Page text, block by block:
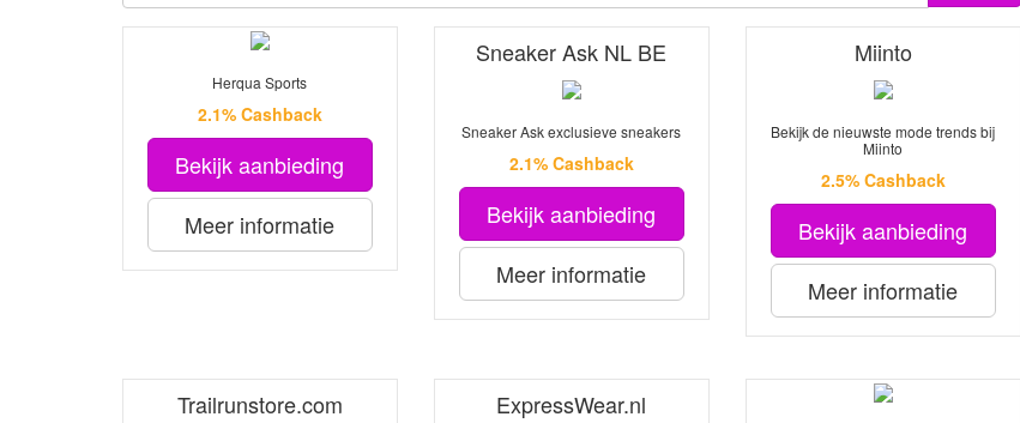
Herqua Sports
2.1% Cashback
Bekijk aanbieding
Meer informatie
Sneaker Ask NL BE
Sneaker Ask exclusieve sneakers
2.1% Cashback
Bekijk aanbieding
Meer informatie
Miinto
Bekijk de nieuwste mode trends bij
Miinto
2.5% Cashback
Bekijk aanbieding
Meer informatie
Trailrunstore.com ExpressWear.nl